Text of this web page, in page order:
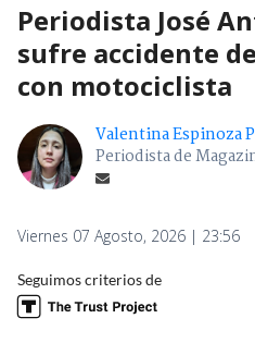
Periodista José
sufre accidente
con motociclista
Valentina Espinoza
Periodista de
Viernes 07 Agosto, 2026 | 23:56
Seguimos criterios de